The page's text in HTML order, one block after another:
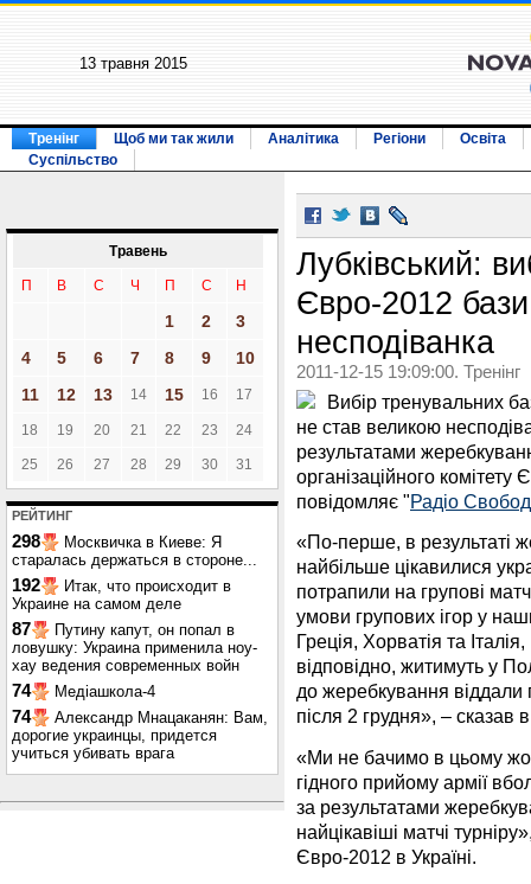
13 травня 2015
Тренінг Щоб ми так жили Аналітика Регіони
Освіта
Суспільство
Травень
П В С Ч П С Н
1 2
3
4
5 6 7 8 9
10
11
12 13 14 15 16 17
18 19 20 21 22 23 24
25 26 27 28 29 30 31
РЕЙТИНГ
298
Москвичка в Киеве: Я
старалась держаться в стороне...
192
Итак, что происходит в
Украине на самом деле
87
Путину капут, он попал в
ловушку: Украина применила ноу-
хау ведения современных войн
74 Медіашкола-4
74
Александр Мнацаканян: Вам,
дорогие украинцы, придется
учиться убивать врага
Лубківський:
Євро-2012
несподіванка
2011-12-15 19:09:00. Тренінг
Вибір тренувальних
не став великою
результатами
організаційного
повідомляє "Радіо
«По-перше, в результаті
найбільше цікавилися
потрапили на групові
умови групових ігор у
Греція, Хорватія та
відповідно, житимуть у
до жеребкування віддали
після 2 грудня», – сказав
«Ми не бачимо в цьому
гідного прийому армії
за результатами
найцікавіші матчі
Євро-2012 в Україні.